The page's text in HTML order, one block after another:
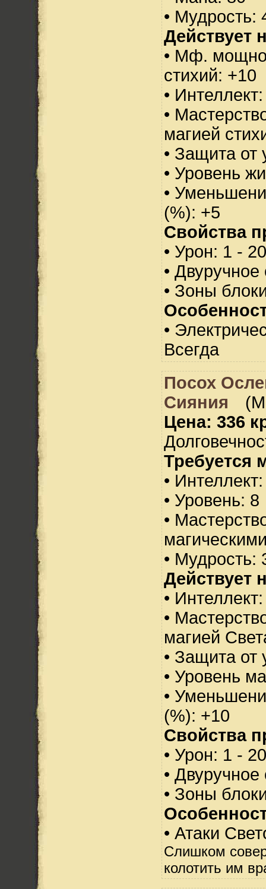
• Мудрость:
Действует
• Мф.
стихий: +10
•
•
магией
• Защита от
• Уровень
•
(%): +5
Свойства
• Урон: 1 - 20
•
• Зоны
•
Всегда
Посох
Сияния
Цена: 336
Требуется
•
• Уровень: 8
•
• Мудрость:
Действует
•
•
магией
• Защита от
• Уровень
•
(%): +10
Свойства
• Урон: 1 - 20
•
• Зоны
• Атаки
Слишком
колотить им